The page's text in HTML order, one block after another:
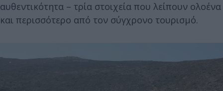
αυθεντικότητα – τρία στοιχεία που λείπουν ολοένα
και περισσότερο από τον σύγχρονο τουρισμό.